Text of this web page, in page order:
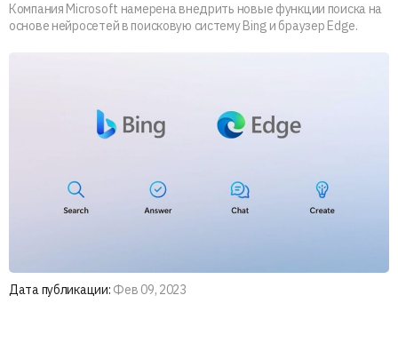
Компания Microsoft намерена внедрить новые функции поиска на
основе нейросетей в поисковую систему Bing и браузер Edge.
Дата публикации: Фев 09, 2023